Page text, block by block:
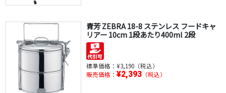
青芳 ZEBRA 18-8 ステンレス フードキャ
リアー 10cm 1段あたり400ml 2段
標準価格： ¥3,190（税込）
販売価格： ¥2,393（税込）